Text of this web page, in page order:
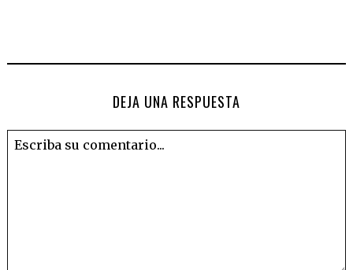
DEJA UNA RESPUESTA